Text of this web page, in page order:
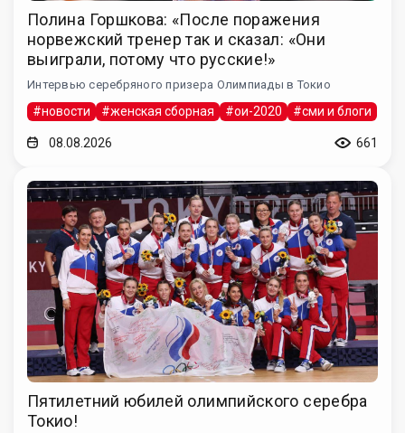
Полина Горшкова: «После поражения
норвежский тренер так и сказал: «Они
выиграли, потому что русские!»
Интервью серебряного призера Олимпиады в Токио
#новости #женская сборная #ои-2020 #сми и блоги
08.08.2026 661
Пятилетний юбилей олимпийского серебра
Токио!